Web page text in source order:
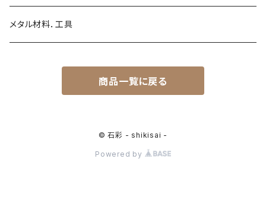
メタル材料．工具
商品一覧に戻る
© 石彩 - shikisai -
Powered by